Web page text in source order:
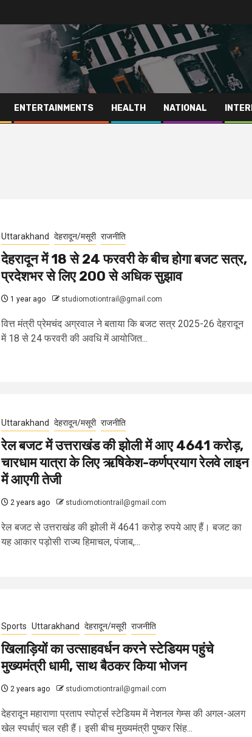
ENTERTAINMENTS HEALTH NATIONAL
Uttarakhand देहरादून/मसूरी राजनीति
देहरादून में 18 से 24 फरवरी के बीच होगा बजट सत्र,
प्रदेशभर से लिए 200 से अधिक सुझाव
1 year ago studiomotiontrail@gmail.com
वित्त मंत्री प्रेमचंद अग्रवाल ने बताया कि बजट सत्र 2025-26 देहरादून
में 18 से 24 फरवरी की अवधि में आयोजित...
Uttarakhand देहरादून/मसूरी राजनीति
रेल बजट में उत्तराखंड की झोली में आए 4641 करोड़,
चारधाम यात्रा के लिए ऋषिकेश-कर्णप्रयाग रेलवे लाइन
में आएगी तेजी
2 years ago studiomotiontrail@gmail.com
रेल बजट से उत्तराखंड की झोली में 4641 करोड़ रुपये आए हैं। बजट का
यह आकार पड़ोसी राज्य हिमाचल, पंजाब,...
Sports Uttarakhand देहरादून/मसूरी राजनीति
खिलाड़ियों का उत्साहवर्धन करने स्टेडियम पहुंचे
मुख्यमंत्री धामी, साथ बैठकर किया भोजन
2 years ago studiomotiontrail@gmail.com
देहरादून महाराणा प्रताप स्पोर्ट्स स्टेडियम में नेशनल गेम्स की अगल-अलग
खेल स्पर्धाएं चल रही हैं। इसी बीच मुख्यमंत्री पुष्कर सिंह...